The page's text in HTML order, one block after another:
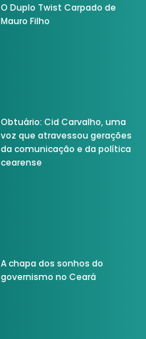
O Duplo Twist Carpado de
Mauro Filho
Obtuário: Cid Carvalho, uma
voz que atravessou gerações
da comunicação e da política
cearense
A chapa dos sonhos do
governismo no Ceará